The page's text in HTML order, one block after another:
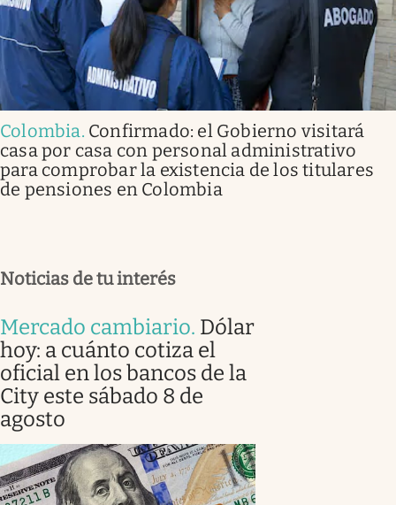
Colombia. Confirmado: el Gobierno visitará
casa por casa con personal administrativo
para comprobar la existencia de los titulares
de pensiones en Colombia
Noticias de tu interés
Mercado cambiario. Dólar
hoy: a cuánto cotiza el
oficial en los bancos de la
City este sábado 8 de
agosto